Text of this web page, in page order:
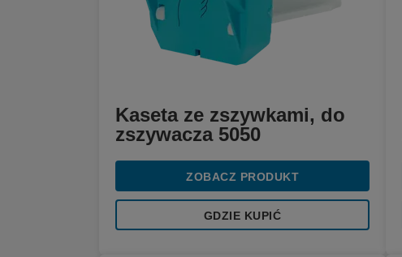
Kaseta ze zszywkami, do
zszywacza 5050
ZOBACZ PRODUKT
GDZIE KUPIĆ